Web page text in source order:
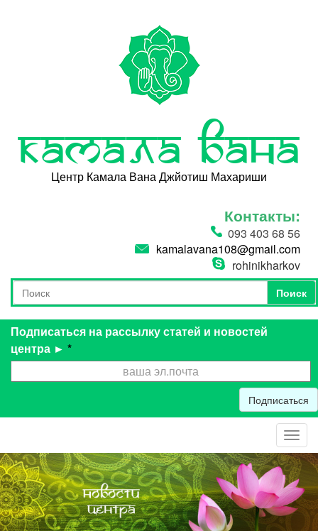
Камала Вана
Центр Камала Вана Джйотиш Махариши
Контакты:
093 403 68 56
kamalavana108@gmail.com
rohinikharkov
Форма поиска
Поиск
Поиск
Подписаться на рассылку статей и новостей
центра ► *
Подписаться